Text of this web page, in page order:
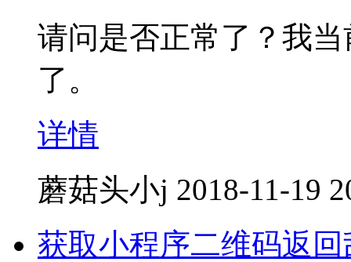
请问是否正常了？我
了。
详情
蘑菇头小j 2018-11-19
获取小程序二维码返回